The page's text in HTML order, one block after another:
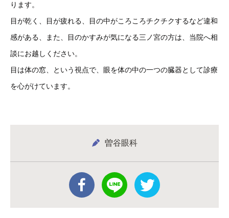
ります。
目が乾く、目が疲れる、目の中がころころチクチクするなど違和
感がある、また、目のかすみが気になる三ノ宮の方は、当院へ相
談にお越しください。
目は体の窓、という視点で、眼を体の中の一つの臓器として診療
を心がけています。
曽谷眼科